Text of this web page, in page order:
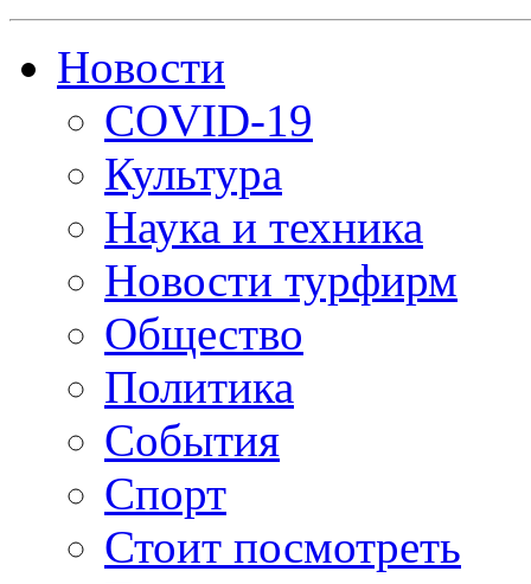
Новости
COVID-19
Культура
Наука и техника
Новости турфирм
Общество
Политика
События
Спорт
Стоит посмотреть